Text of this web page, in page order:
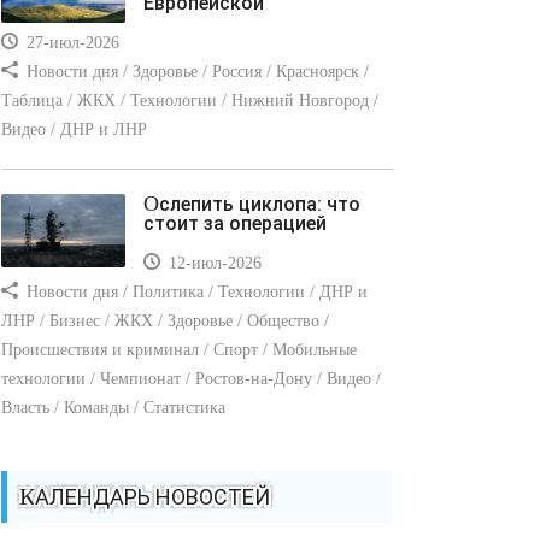
27-июл-2026
Новости дня / Здоровье / Россия / Красноярск /
Таблица / ЖКХ / Технологии / Нижний Новгород /
Видео / ДНР и ЛНР
Ослепить циклопа: что
стоит за операцией
12-июл-2026
Новости дня / Политика / Технологии / ДНР и
ЛНР / Бизнес / ЖКХ / Здоровье / Общество /
Происшествия и криминал / Спорт / Мобильные
технологии / Чемпионат / Ростов-на-Дону / Видео /
Власть / Команды / Статистика
КАЛЕНДАРЬ НОВОСТЕЙ